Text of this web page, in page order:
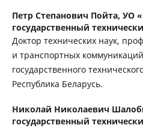
Петр Степанович Пойта, УО
государственный
Доктор технических наук,
и транспортных
государственного
Республика Беларусь.
Николай Николаевич
государственный